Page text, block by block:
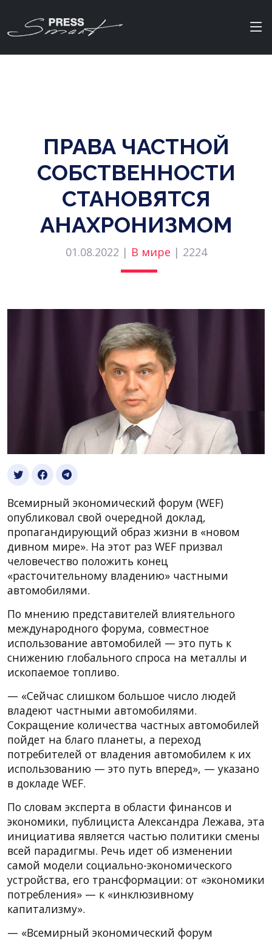
ПРАВА ЧАСТНОЙ
СОБСТВЕННОСТИ
СТАНОВЯТСЯ
АНАХРОНИЗМОМ
01.08.2022 | В мире | 2224
Всемирный экономический форум (WEF)
опубликовал свой очередной доклад,
пропагандирующий образ жизни в «новом
дивном мире». На этот раз WEF призвал
человечество положить конец
«расточительному владению» частными
автомобилями.
По мнению представителей влиятельного
международного форума, совместное
использование автомобилей — это путь к
снижению глобального спроса на металлы и
ископаемое топливо.
— «Сейчас слишком большое число людей
владеют частными автомобилями.
Сокращение количества частных автомобилей
пойдет на благо планеты, а переход
потребителей от владения автомобилем к их
использованию — это путь вперед», — указано
в докладе WEF.
По словам эксперта в области финансов и
экономики, публициста Александра Лежава, эта
инициатива является частью политики смены
всей парадигмы. Речь идет об изменении
самой модели социально-экономического
устройства, его трансформации: от «экономики
потребления» — к «инклюзивному
капитализму».
— «Всемирный экономический форум